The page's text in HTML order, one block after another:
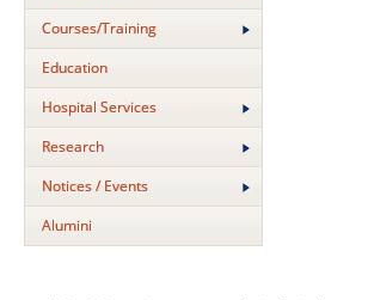
Courses/Training
Education
Hospital Services
Research
Notices / Events
Alumini